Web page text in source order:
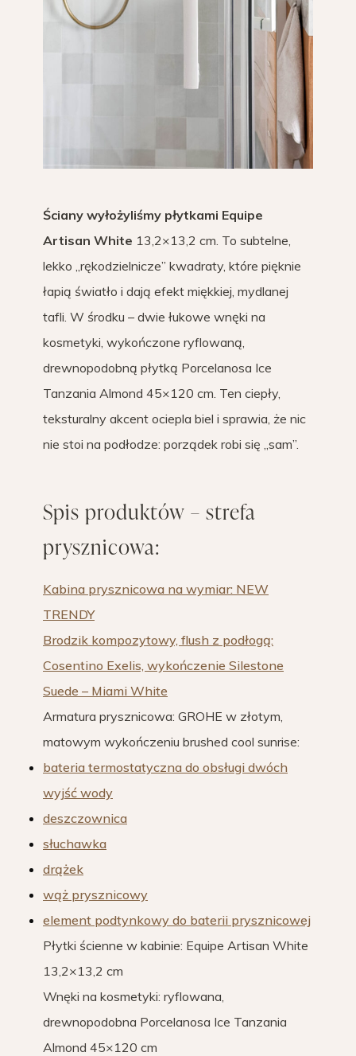
Ściany wyłożyliśmy płytkami Equipe
Artisan White 13,2×13,2 cm. To subtelne,
lekko „rękodzielnicze” kwadraty, które pięknie
łapią światło i dają efekt miękkiej, mydlanej
tafli. W środku – dwie łukowe wnęki na
kosmetyki, wykończone ryflowaną,
drewnopodobną płytką Porcelanosa Ice
Tanzania Almond 45×120 cm. Ten ciepły,
teksturalny akcent ociepla biel i sprawia, że nic
nie stoi na podłodze: porządek robi się „sam”.
Spis produktów – strefa
prysznicowa:
Kabina prysznicowa na wymiar: NEW
TRENDY
Brodzik kompozytowy, flush z podłogą:
Cosentino Exelis, wykończenie Silestone
Suede – Miami White
Armatura prysznicowa: GROHE w złotym,
matowym wykończeniu brushed cool sunrise:
bateria termostatyczna do obsługi dwóch
wyjść wody
deszczownica
słuchawka
drążek
wąż prysznicowy
element podtynkowy do baterii prysznicowej
Płytki ścienne w kabinie: Equipe Artisan White
13,2×13,2 cm
Wnęki na kosmetyki: ryflowana,
drewnopodobna Porcelanosa Ice Tanzania
Almond 45×120 cm